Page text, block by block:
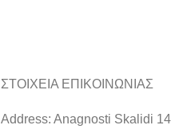
ΣΤΟΙΧΕΙΑ ΕΠΙΚΟΙΝΩΝΙΑΣ
Address: Anagnosti Skalidi